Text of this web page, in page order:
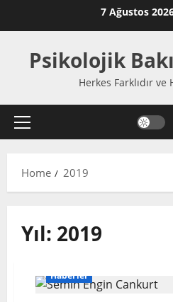
7 Ağustos
Psikolojik
Herkes Farklıdır
Primary
Home 2019
Yıl: 2019
Haberler